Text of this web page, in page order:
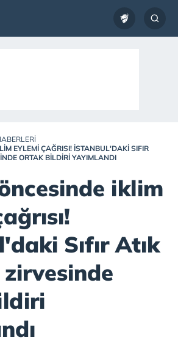
EYLEMI ÇAĞRISI! İSTANBUL'DAKI SIFIR
ORTAK BILDIRI YAYIMLANDI
iklim
Sıfır Atık